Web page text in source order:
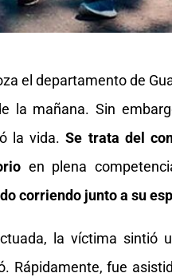
el departamento de
la mañana. Sin
la vida.Se trata del
en plena
corriendo junto a su
la víctima sintió
Rápidamente, fue